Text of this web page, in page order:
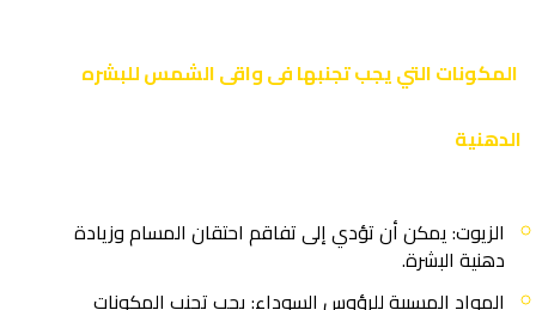
المكونات التي يجب تجنبها فى واقى الشمس للبشره
الدهنية
الزيوت: يمكن أن تؤدي إلى تفاقم احتقان المسام وزيادة
دهنية البشرة.
المواد المسببة للرؤوس السوداء: يجب تجنب المكونات